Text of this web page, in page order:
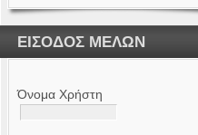
ΕΙΣΟΔΟΣ ΜΕΛΩΝ
Όνομα Χρήστη